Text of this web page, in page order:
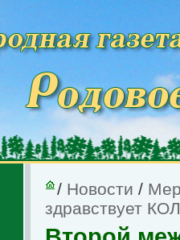
/ Новости /
здравствует